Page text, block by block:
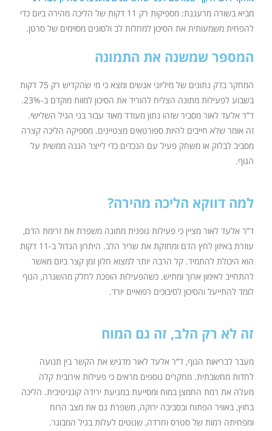
מביא בשורה מרעננת: מספיקות רק 11 דקות של הליכה מהירה ביום כדי
להפחית משמעותית את הסיכון למחלות לב ולסוגים מסוימים של סרטן.
המספר שמשנה את התמונה
המחקר בדק נתונים של מיליוני אנשים ומצא כי מי שהקדיש רק 75 דקות
בשבוע לפעילות מתונה הצליח להוריד את הסיכון למוות מוקדם ב-23%.
ד”ר אלעד לאור מסביר שזהו נתון מעודד מאוד עבור בני הגיל השלישי.
זה אומר שלא חייבים להיות ספורטאים מצטיינים. מספיקה הליכה קצרה
מסביב לבלוק או משחק פעיל עם הנכדים כדי לייצר הגנה ממשית על
הגוף.
למה דווקא הליכה מהירה?
ד”ר אלעד לאור מציין כי פעילות גופנית מתונה משפרת את זרימת הדם,
עוזרת באיזון לחץ הדם ומחזקת את שריר הלב. היתרון הגדול ב-11 דקות
הוא היכולת להתמיד. קל הרבה יותר למצוא חלון זמן קצר ביום מאשר
להתחייב לאימון ארוך ומתיש. כשהפעילות הופכת לחלק מהשגרה, הגוף
לומד להתייעל והסיכון לסיבוכים רפואיים יורד.
זה לא רק הלב, זה גם המוח
מעבר לבריאות הגוף, ד”ר אלעד לאור מדגיש את הקשר בין תנועה
לחדות מחשבתית. מחקרים נוספים מראים כי פעילות אירובית קלה
מעלה את רמת החמצן במוח ומסייעת במניעת ירידה קוגניטיבית. הליכה
בחוץ, באוויר הפתוח ובסביבה ירוקה, משפרת גם את מצב הרוח
ומפחיתה רמות של סטרס וחרדה, שנוטים לעלות בגיל המבוגר.